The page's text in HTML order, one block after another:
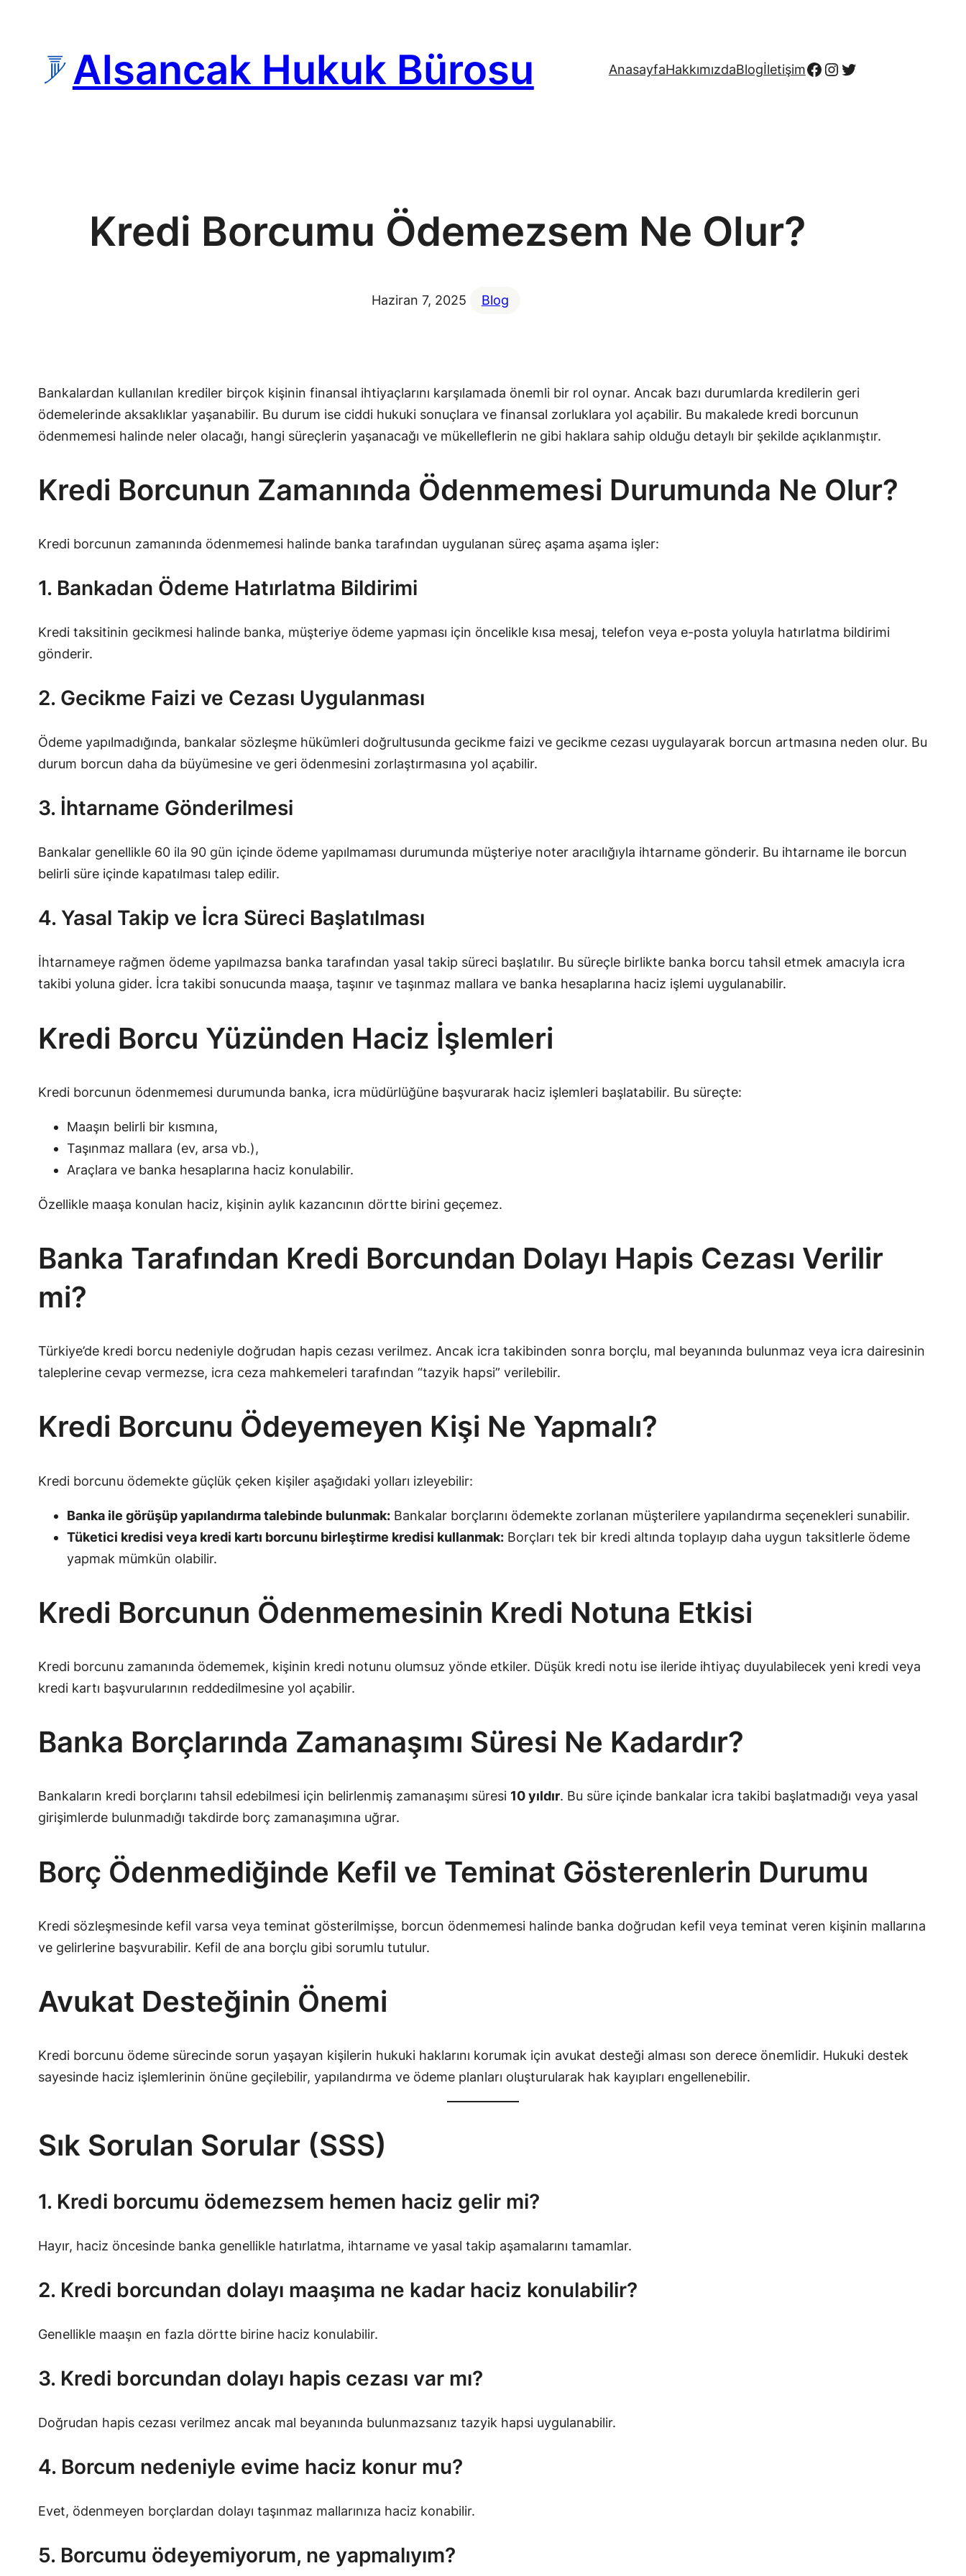
Alsancak Hukuk Bürosu AnasayfaHakkımızdaBlogİletişimFacebook
Instagram
Twitter
Kredi Borcumu Ödemezsem Ne Olur?
Haziran 7, 2025 Blog
Bankalardan kullanılan krediler birçok kişinin finansal ihtiyaçlarını karşılamada önemli bir rol oynar. Ancak bazı durumlarda kredilerin geri
ödemelerinde aksaklıklar yaşanabilir. Bu durum ise ciddi hukuki sonuçlara ve finansal zorluklara yol açabilir. Bu makalede kredi borcunun
ödenmemesi halinde neler olacağı, hangi süreçlerin yaşanacağı ve mükelleflerin ne gibi haklara sahip olduğu detaylı bir şekilde açıklanmıştır.
Kredi Borcunun Zamanında Ödenmemesi Durumunda Ne Olur?
Kredi borcunun zamanında ödenmemesi halinde banka tarafından uygulanan süreç aşama aşama işler:
1. Bankadan Ödeme Hatırlatma Bildirimi
Kredi taksitinin gecikmesi halinde banka, müşteriye ödeme yapması için öncelikle kısa mesaj, telefon veya e-posta yoluyla hatırlatma bildirimi
gönderir.
2. Gecikme Faizi ve Cezası Uygulanması
Ödeme yapılmadığında, bankalar sözleşme hükümleri doğrultusunda gecikme faizi ve gecikme cezası uygulayarak borcun artmasına neden olur. Bu
durum borcun daha da büyümesine ve geri ödenmesini zorlaştırmasına yol açabilir.
3. İhtarname Gönderilmesi
Bankalar genellikle 60 ila 90 gün içinde ödeme yapılmaması durumunda müşteriye noter aracılığıyla ihtarname gönderir. Bu ihtarname ile borcun
belirli süre içinde kapatılması talep edilir.
4. Yasal Takip ve İcra Süreci Başlatılması
İhtarnameye rağmen ödeme yapılmazsa banka tarafından yasal takip süreci başlatılır. Bu süreçle birlikte banka borcu tahsil etmek amacıyla icra
takibi yoluna gider. İcra takibi sonucunda maaşa, taşınır ve taşınmaz mallara ve banka hesaplarına haciz işlemi uygulanabilir.
Kredi Borcu Yüzünden Haciz İşlemleri
Kredi borcunun ödenmemesi durumunda banka, icra müdürlüğüne başvurarak haciz işlemleri başlatabilir. Bu süreçte:
Maaşın belirli bir kısmına,
Taşınmaz mallara (ev, arsa vb.),
Araçlara ve banka hesaplarına haciz konulabilir.
Özellikle maaşa konulan haciz, kişinin aylık kazancının dörtte birini geçemez.
Banka Tarafından Kredi Borcundan Dolayı Hapis Cezası Verilir
mi?
Türkiye’de kredi borcu nedeniyle doğrudan hapis cezası verilmez. Ancak icra takibinden sonra borçlu, mal beyanında bulunmaz veya icra dairesinin
taleplerine cevap vermezse, icra ceza mahkemeleri tarafından “tazyik hapsi” verilebilir.
Kredi Borcunu Ödeyemeyen Kişi Ne Yapmalı?
Kredi borcunu ödemekte güçlük çeken kişiler aşağıdaki yolları izleyebilir:
Banka ile görüşüp yapılandırma talebinde bulunmak:Bankalar borçlarını ödemekte zorlanan müşterilere yapılandırma seçenekleri sunabilir.
Tüketici kredisi veya kredi kartı borcunu birleştirme kredisi kullanmak:Borçları tek bir kredi altında toplayıp daha uygun taksitlerle ödeme
yapmak mümkün olabilir.
Kredi Borcunun Ödenmemesinin Kredi Notuna Etkisi
Kredi borcunu zamanında ödememek, kişinin kredi notunu olumsuz yönde etkiler. Düşük kredi notu ise ileride ihtiyaç duyulabilecek yeni kredi veya
kredi kartı başvurularının reddedilmesine yol açabilir.
Banka Borçlarında Zamanaşımı Süresi Ne Kadardır?
Bankaların kredi borçlarını tahsil edebilmesi için belirlenmiş zamanaşımı süresi 10 yıldır. Bu süre içinde bankalar icra takibi başlatmadığı veya yasal
girişimlerde bulunmadığı takdirde borç zamanaşımına uğrar.
Borç Ödenmediğinde Kefil ve Teminat Gösterenlerin Durumu
Kredi sözleşmesinde kefil varsa veya teminat gösterilmişse, borcun ödenmemesi halinde banka doğrudan kefil veya teminat veren kişinin mallarına
ve gelirlerine başvurabilir. Kefil de ana borçlu gibi sorumlu tutulur.
Avukat Desteğinin Önemi
Kredi borcunu ödeme sürecinde sorun yaşayan kişilerin hukuki haklarını korumak için avukat desteği alması son derece önemlidir. Hukuki destek
sayesinde haciz işlemlerinin önüne geçilebilir, yapılandırma ve ödeme planları oluşturularak hak kayıpları engellenebilir.
Sık Sorulan Sorular (SSS)
1. Kredi borcumu ödemezsem hemen haciz gelir mi?
Hayır, haciz öncesinde banka genellikle hatırlatma, ihtarname ve yasal takip aşamalarını tamamlar.
2. Kredi borcundan dolayı maaşıma ne kadar haciz konulabilir?
Genellikle maaşın en fazla dörtte birine haciz konulabilir.
3. Kredi borcundan dolayı hapis cezası var mı?
Doğrudan hapis cezası verilmez ancak mal beyanında bulunmazsanız tazyik hapsi uygulanabilir.
4. Borcum nedeniyle evime haciz konur mu?
Evet, ödenmeyen borçlardan dolayı taşınmaz mallarınıza haciz konabilir.
5. Borcumu ödeyemiyorum, ne yapmalıyım?